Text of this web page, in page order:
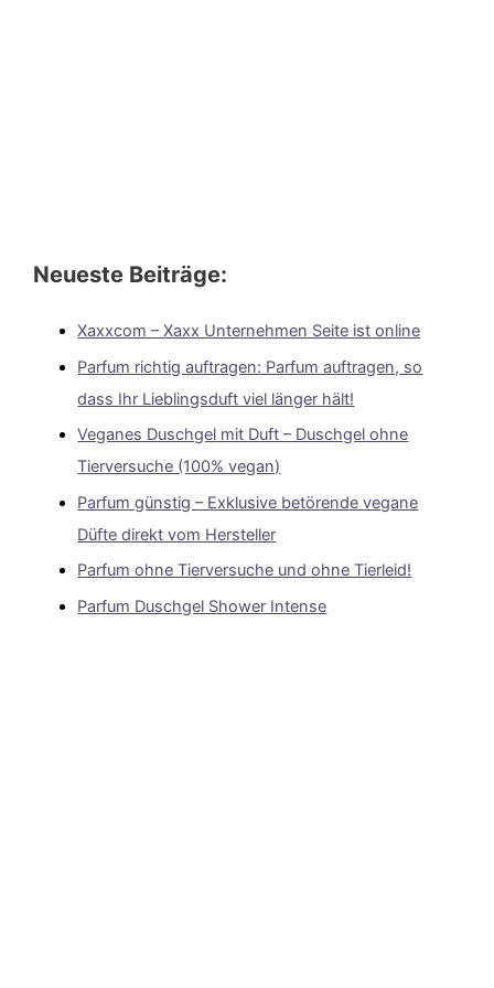
Neueste Beiträge:
Xaxxcom – Xaxx Unternehmen Seite ist online
Parfum richtig auftragen: Parfum auftragen, so
dass Ihr Lieblingsduft viel länger hält!
Veganes Duschgel mit Duft – Duschgel ohne
Tierversuche (100% vegan)
Parfum günstig – Exklusive betörende vegane
Düfte direkt vom Hersteller
Parfum ohne Tierversuche und ohne Tierleid!
Parfum Duschgel Shower Intense